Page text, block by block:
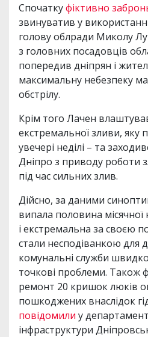
Спочаткуфіктивно
звинуватив у
голову облради Миколу
з головних посадовців
попередив дніпрян і
максимальну небезпеку
обстрілу.
Крім того Лачен
екстремальної зливи, яку
увечері неділі – та
Дніпро з приводу роботи
під час сильних злив.
Дійсно, за даними
випала половина
і екстремальна за своєю
стали несподіванкою для
комунальні служби швидко
точкові проблеми. Також
ремонт 20 кришок люків
пошкоджених внаслідок
повідомили у
інфраструктури